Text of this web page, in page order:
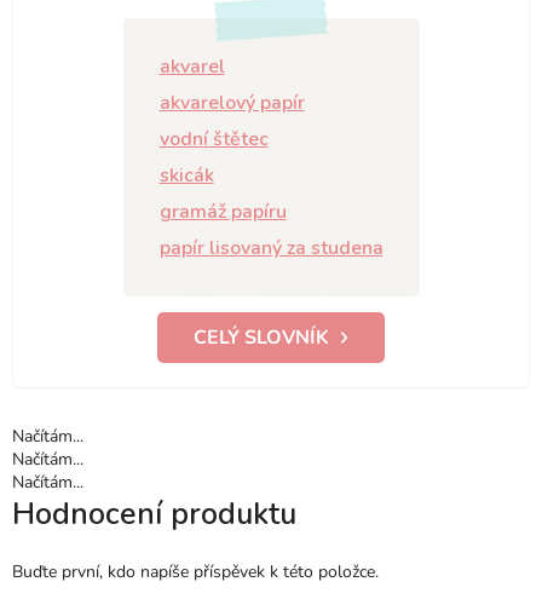
akvarel
akvarelový papír
vodní štětec
skicák
gramáž papíru
papír lisovaný za studena
CELÝ SLOVNÍK
Načítám...
Načítám...
Načítám...
Hodnocení produktu
Buďte první, kdo napíše příspěvek k této položce.